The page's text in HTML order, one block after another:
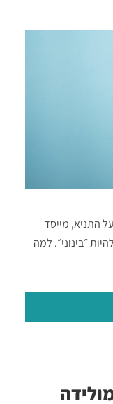
התניא, מייסד
״בינוני״. למה